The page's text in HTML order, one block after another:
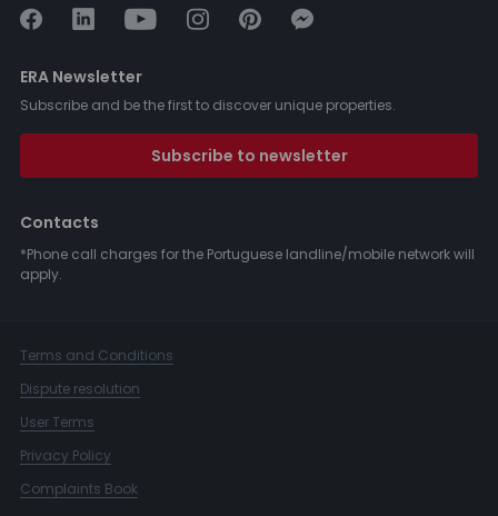
ERA Newsletter
Subscribe and be the first to discover unique properties.
Subscribe to newsletter
Contacts
*Phone call charges for the Portuguese landline/mobile network will
apply.
Terms and Conditions
Dispute resolution
User Terms
Privacy Policy
Complaints Book